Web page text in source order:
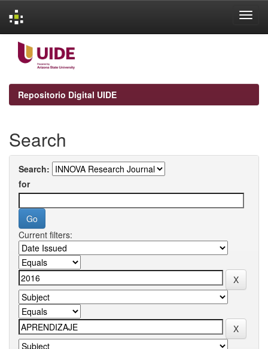
navigation
Repositorio Digital UIDE
Search
Search:
for
Current filters: